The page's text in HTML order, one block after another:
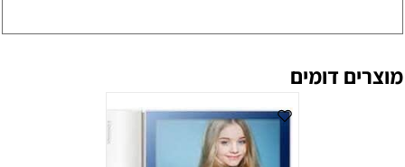
מוצרים דומים